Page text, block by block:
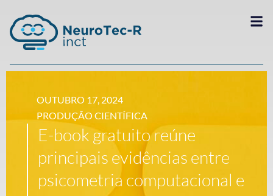
OUTUBRO 17, 2024
PRODUÇÃO CIENTÍFICA
E-book gratuito reúne
principais evidências entre
psicometria computacional e